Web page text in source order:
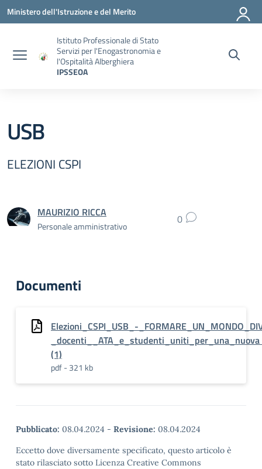
Vai ai contenuti
Vai al menu di navigazione
Vai al footer
Ministero dell'Istruzione e del Merito
Istituto Professionale di Stato
Servizi per l'Enogastronomia e
l'Ospitalità Alberghiera
IPSSEOA
USB
ELEZIONI CSPI
MAURIZIO RICCA
Personale amministrativo 0
Documenti
Elezioni_CSPI_USB_-
(1)
pdf - 321 kb
Pubblicato: 08.04.2024 - Revisione: 08.04.2024
Eccetto dove diversamente specificato, questo articolo è
stato rilasciato sotto Licenza Creative Commons